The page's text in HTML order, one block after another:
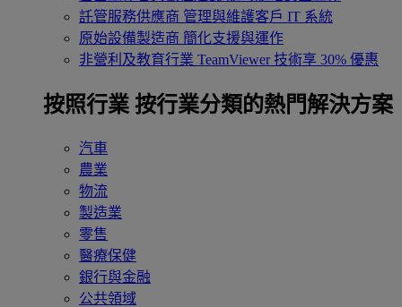
託管服務供應商 管理與維護客戶 IT 系統
原始設備製造商 簡化支援與運作
非營利及教育行業 TeamViewer 技術享 30% 優惠
按照行業 按行業分類的熱門解決方案
汽車
農業
物流
製造業
零售
醫療保健
銀行與金融
公共領域